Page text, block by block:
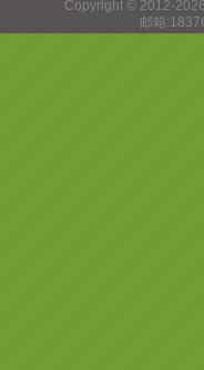
Copyright © 2012-
邮箱